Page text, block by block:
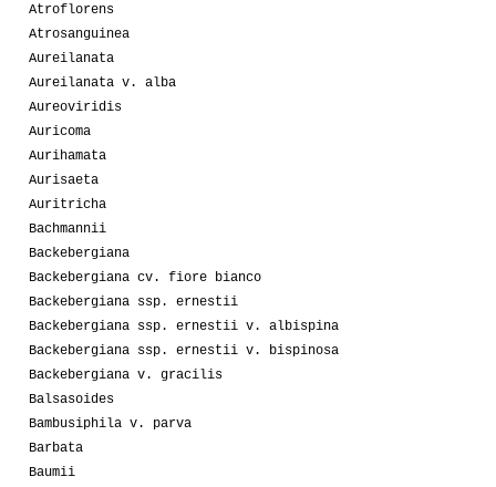
Atroflorens
Atrosanguinea
Aureilanata
Aureilanata v. alba
Aureoviridis
Auricoma
Aurihamata
Aurisaeta
Auritricha
Bachmannii
Backebergiana
Backebergiana cv. fiore bianco
Backebergiana ssp. ernestii
Backebergiana ssp. ernestii v. albispina
Backebergiana ssp. ernestii v. bispinosa
Backebergiana v. gracilis
Balsasoides
Bambusiphila v. parva
Barbata
Baumii